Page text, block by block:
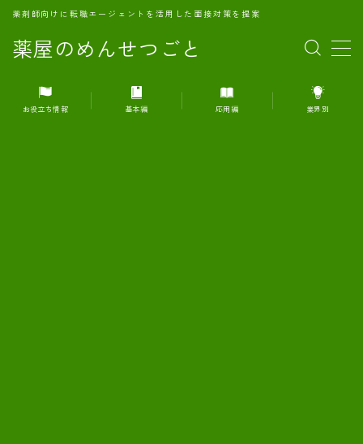
薬屋のめんせつごと
薬剤師向けに転職エージェントを活用した面接対策を提案
MENU
1.転職エージェントとは何か？
お役立ち情報 基本編 応用編 業界別